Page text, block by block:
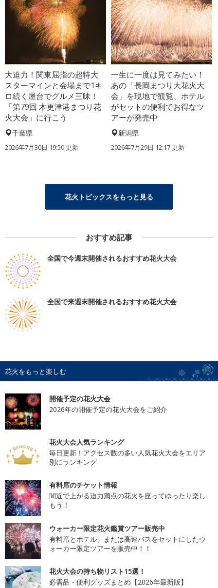
大迫力！関東屈指の超特大
スターマインと会場まで1キ
ロ続く屋台でグルメ三昧！
「第79回 木更津港まつり花
火大会」に行こう
千葉県
2026年7月30日 19:50 更新
一生に一度は見てみたい！
あの「長岡まつり大花火大
会」を現地で観覧、ホテル
がセットの便利でお得なツ
アーが発売中
新潟県
2026年7月29日 12:17 更新
花火トピックスをもっと見る
おすすめ記事
全国で今週末開催されるおすすめ花火大会
全国で来週末開催されるおすすめ花火大会
花火をもっと楽しむ
開催予定の花火大会
2026年の開催予定の花火大会をご紹介
花火大会人気ランキング
毎日更新！アクセス数の多い人気花火大会をエリア
別にランキング
有料席のチケット情報
間近で上がる迫力満点の花火を座ってゆったり楽し
もう！
ウォーカー限定花火鑑賞ツアー販売中
有料席とホテル、または高速バスをセットにしたウ
ォーカー限定ツアーを販売中！！
花火大会の持ち物リスト15選！
必需品・便利グッズまとめ【2026年最新版】